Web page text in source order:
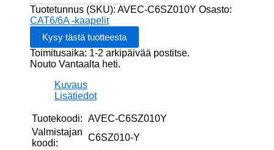
1m
YELLOW
Patch
Cable
Bare
Copper
26AWG
määrä
Tuotetunnus (SKU): AVEC-C6SZ010Y Osasto:
CAT6/6A -kaapelit
Toimitusaika: 1-2 arkipäivää postitse.
Nouto Vantaalta heti.
Kuvaus
Lisätiedot
Tuotekoodi: AVEC-C6SZ010Y
Valmistajan
koodi:
C6SZ010-Y